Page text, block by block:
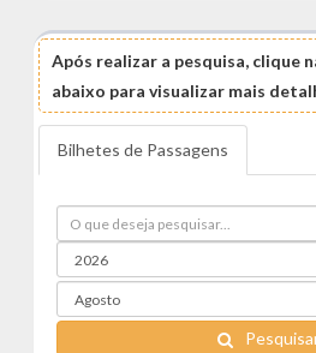
Após realizar a pesquisa, clique
abaixo para visualizar mais
Bilhetes de Passagens